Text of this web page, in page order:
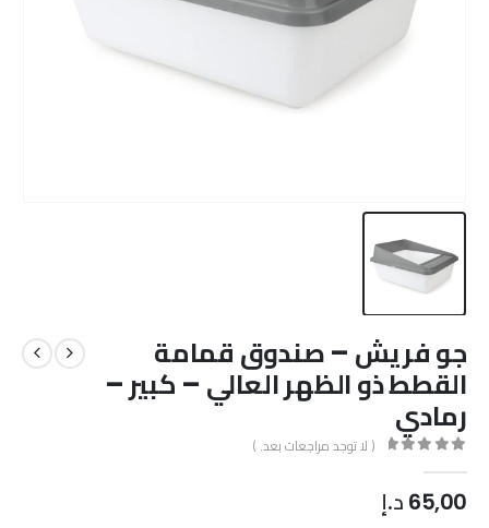
جو فريش – صندوق قمامة
القطط ذو الظهر العالي – كبير –
رمادي
( لا توجد مراجعات بعد. )
65,00 د.إ